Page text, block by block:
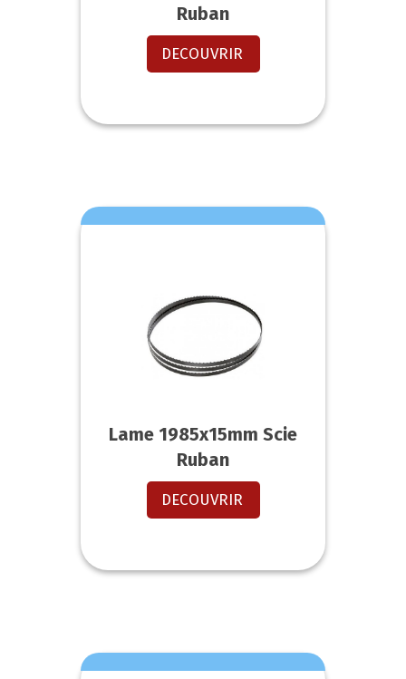
Ruban
DECOUVRIR
Lame 1985x15mm Scie
Ruban
DECOUVRIR